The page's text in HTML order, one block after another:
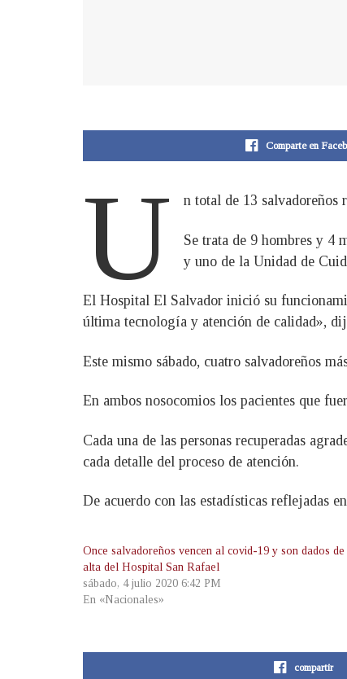
Comparte en
U n total de 13 salvadoreños
Se trata de 9 hombres y 4
y uno de la Unidad de
El Hospital El Salvador inició su
última tecnología y atención de calidad»,
Este mismo sábado, cuatro salvadoreños
En ambos nosocomios los pacientes que
Cada una de las personas recuperadas
cada detalle del proceso de atención.
De acuerdo con las estadísticas reflejadas
Once salvadoreños vencen al covid-19 y son dados de
alta del Hospital San Rafael
sábado, 4 julio 2020 6:42 PM
En «Nacionales»
compartir